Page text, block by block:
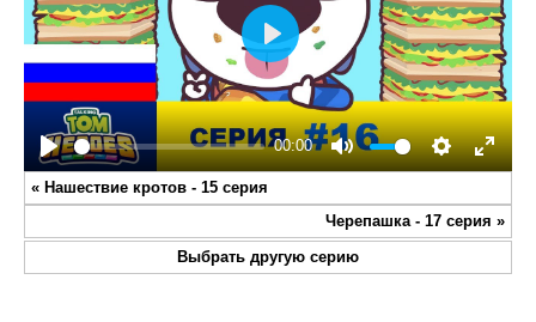
Play
00:00
Mute Settings
Enter
Play
« Нашествие кротов - 15 серия
Черепашка - 17 серия »
Выбрать другую серию